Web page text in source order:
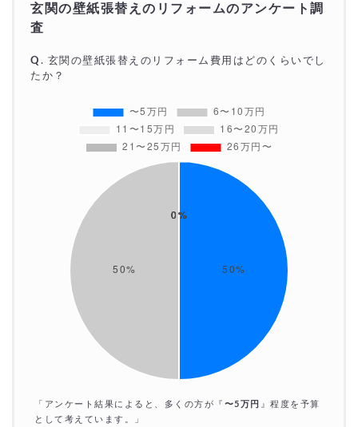
玄関の壁紙張替えのリフォームのアンケート調
査
Q . 玄関の壁紙張替え のリフォーム費用はどのくらいでし
たか？
「アンケート結果によると、多くの方が『 〜5万円
』程度を予算
として考えています。」